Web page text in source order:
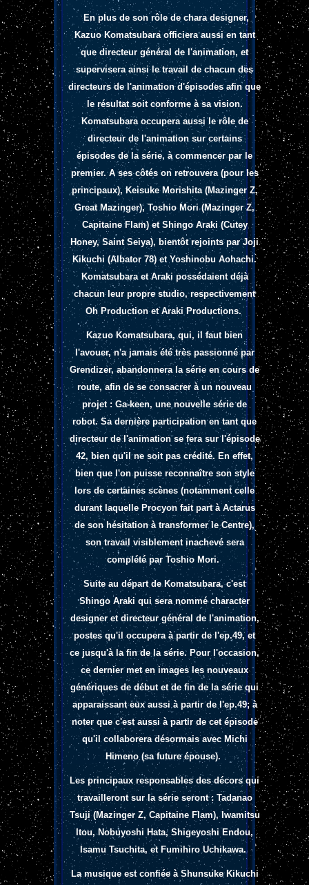
En plus de son rôle de chara designer,
Kazuo Komatsubara officiera aussi en tant
que directeur général de l'animation, et
supervisera ainsi le travail de chacun des
directeurs de l'animation d'épisodes afin que
le résultat soit conforme à sa vision.
Komatsubara occupera aussi le rôle de
directeur de l'animation sur certains
épisodes de la série, à commencer par le
premier. A ses côtés on retrouvera (pour les
principaux), Keisuke Morishita (Mazinger Z,
Great Mazinger), Toshio Mori (Mazinger Z,
Capitaine Flam) et Shingo Araki (Cutey
Honey, Saint Seiya), bientôt rejoints par Joji
Kikuchi (Albator 78) et Yoshinobu Aohachi.
Komatsubara et Araki possédaient déjà
chacun leur propre studio, respectivement
Oh Production et Araki Productions.
Kazuo Komatsubara, qui, il faut bien
l'avouer, n'a jamais été très passionné par
Grendizer, abandonnera la série en cours de
route, afin de se consacrer à un nouveau
projet : Ga-keen, une nouvelle série de
robot. Sa dernière participation en tant que
directeur de l'animation se fera sur l'épisode
42, bien qu'il ne soit pas crédité. En effet,
bien que l'on puisse reconnaître son style
lors de certaines scènes (notamment celle
durant laquelle Procyon fait part à Actarus
de son hésitation à transformer le Centre),
son travail visiblement inachevé sera
complété par Toshio Mori.
Suite au départ de Komatsubara, c'est
Shingo Araki qui sera nommé character
designer et directeur général de l'animation,
postes qu'il occupera à partir de l'ep.49, et
ce jusqu'à la fin de la série. Pour l'occasion,
ce dernier met en images les nouveaux
génériques de début et de fin de la série qui
apparaissant eux aussi à partir de l'ep.49; à
noter que c'est aussi à partir de cet épisode
qu'il collaborera désormais avec Michi
Himeno (sa future épouse).
Les principaux responsables des décors qui
travailleront sur la série seront : Tadanao
Tsuji (Mazinger Z, Capitaine Flam), Iwamitsu
Itou, Nobuyoshi Hata, Shigeyoshi Endou,
Isamu Tsuchita, et Fumihiro Uchikawa.
La musique est confiée à Shunsuke Kikuchi